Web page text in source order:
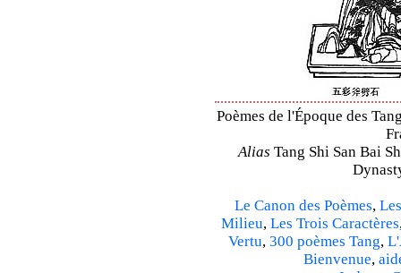
Poèmes de l'Époque des
Alias Tang Shi San Bai
Le Canon des Poèmes,
Milieu, Les Trois Caractères
Vertu, 300 poèmes Tang,
Bienvenue,